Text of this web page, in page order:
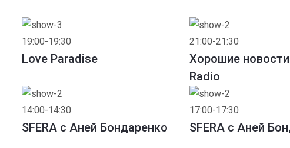
19:00-19:30
Love Paradise
21:00-21:30
Хорошие новости
Radio
14:00-14:30
SFERA с Аней Бондаренко
17:00-17:30
SFERA с Аней